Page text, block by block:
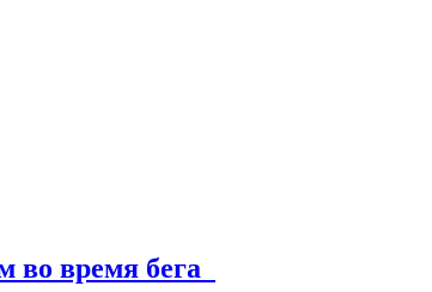
во время бега